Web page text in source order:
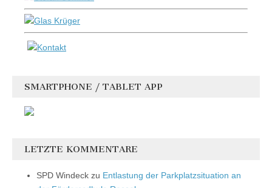
SMARTPHONE / TABLET APP
LETZTE KOMMENTARE
SPD Windeck zu Entlastung der Parkplatzsituation an